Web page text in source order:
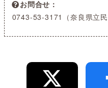
お問合せ
0743-53-3171（奈良県立